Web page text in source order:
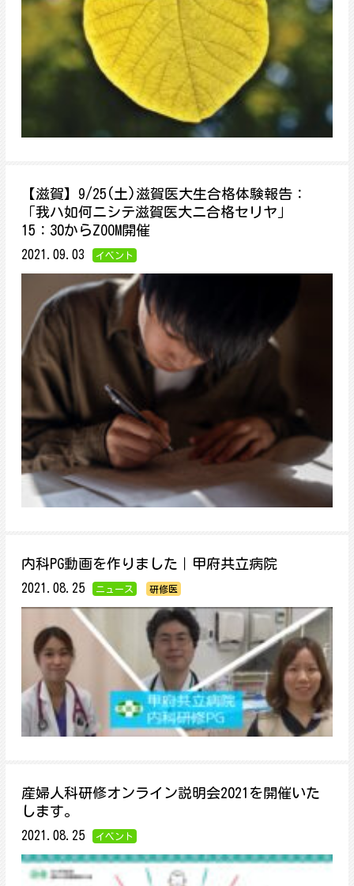
【滋賀】9/25(土)滋賀医大生合格体験報告：
「我ハ如何ニシテ滋賀医大ニ合格セリヤ」
15：30からZOOM開催
2021.09.03 イベント
内科PG動画を作りました｜甲府共立病院
2021.08.25 ニュース 研修医
産婦人科研修オンライン説明会2021を開催いた
します。
2021.08.25 イベント